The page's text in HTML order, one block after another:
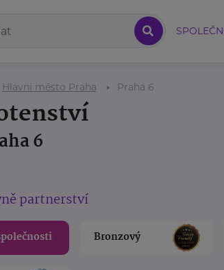
Hlavní město Praha Praha 6
6
partnerství
Bronzový